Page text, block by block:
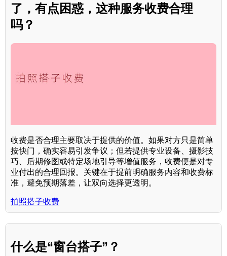
了，有点困惑，这种服务收费合理
吗？
收费是否合理主要取决于提供的价值。如果对方只是简单
按快门，确实容易引发争议；但若提供专业设备、摄影技
巧、后期修图或特定场地引导等增值服务，收费便是对专
业付出的合理回报。关键在于提前明确服务内容和收费标
准，避免预期落差，让双向选择更透明。
拍照搭子收费
什么是“窗台搭子”？